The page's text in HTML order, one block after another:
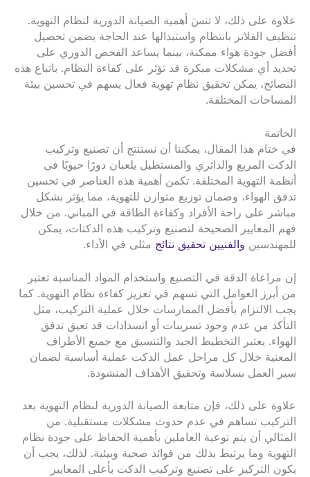
علاوة على ذلك، لا تنسَ أهمية الصيانة الدورية لنظام التهوية.
تنظيف الفلاتر بانتظام واستبدالها عند الحاجة يضمن تحصيل
أفضل جودة هواء ممكنة، بينما يساعد الفحص الدوري على
تحديد أي مشكلات مبكرة قد تؤثر على كفاءة النظام. باتباع هذه
النصائح، يمكن تحقيق نظام تهوية فعال يسهم في تحسين بيئة
المساحات المختلفة.
الخاتمة
في ختام هذا المقال، يمكننا أن نستنتج أن تصنيع وتركيب
الدكت المربع والدائري والمستطيل يلعبان دورًا حيويًا في
أنظمة التهوية المختلفة. تكمن أهمية هذه العناصر في تحسين
تدفق الهواء، وضمان توزيع متوازن للتهوية، مما يؤثر بشكل
مباشر على راحة الأفراد وكفاءة الطاقة في المباني. من خلال
فهم المعايير الصحيحة لتصنيع وتركيب هذه الدكتات، يمكن
للمهندسين والفنيين تحقيق نتائج مثلى في الأداء.
إن مراعاة الدقة في التصنيع واستخدام المواد المناسبة تعتبر
من أبرز العوامل التي تسهم في تعزيز كفاءة نظام التهوية. كما
يجب الالتزام بأفضل الممارسات خلال عملية التركيب، مثل
التأكد من عدم وجود تسريبات أو انسدادات قد تعيق تدفق
الهواء. يعتبر التخطيط الجيد والتنسيق مع جميع الأطراف
المعنية خلال كل مراحل عمل الدكت عملية أساسية لضمان
سير العمل بسلاسة وتحقيق الأهداف المنشودة.
علاوة على ذلك، فإن متابعة الصيانة الدورية لنظام التهوية بعد
التركيب تساهم في عدم حدوث مشكلات مستقبلية. من
المثالي أن يتم توعية العاملين بأهمية الحفاظ على جودة نظام
التهوية وما يرتبط بذلك من فوائد صحية وبيئية. لذلك، يجب أن
يكون التركيز على تصنيع وتركيب الدكت بأعلى المعايير